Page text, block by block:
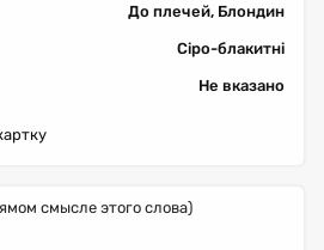
До плечей, Блондин
Сіро-блакитні
Не вказано
смысле этого слова)